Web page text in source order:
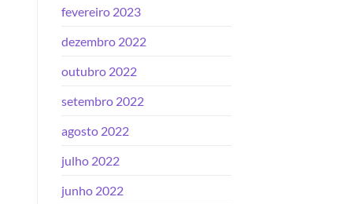
fevereiro 2023
dezembro 2022
outubro 2022
setembro 2022
agosto 2022
julho 2022
junho 2022